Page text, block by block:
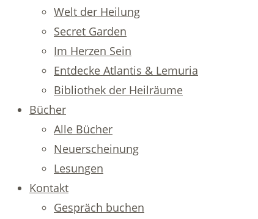
Welt der Heilung
Secret Garden
Im Herzen Sein
Entdecke Atlantis & Lemuria
Bibliothek der Heilräume
Bücher
Alle Bücher
Neuerscheinung
Lesungen
Kontakt
Gespräch buchen